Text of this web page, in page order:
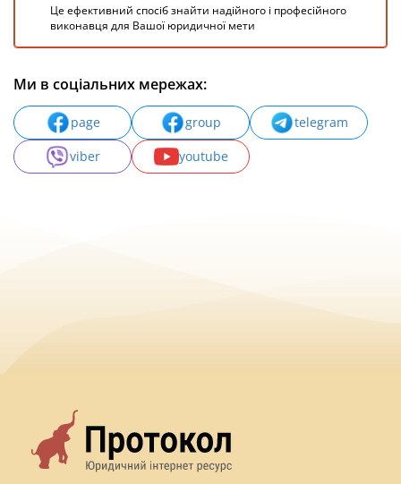
Це ефективний спосіб знайти надійного і професійного
виконавця для Вашої юридичної мети
Ми в соціальних мережах:
page group
telegram
viber
youtube